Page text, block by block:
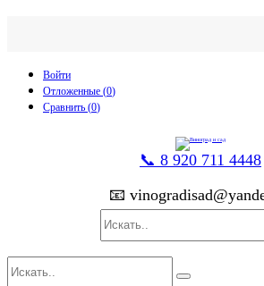
Войти
Отложенные (0)
Сравнить (0)
📞 8 920 711 4448
📧